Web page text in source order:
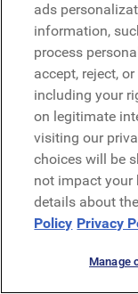
Formation
Industries
Fabrication
Retail
Santé
Services financiers
ads
information,
process
accept, reject,
including your
on legitimate
visiting our
choices will be
not impact your
details about
Policy Privacy
Manage